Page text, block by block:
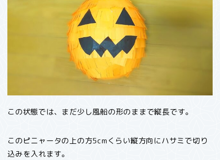
この状態では、まだ少し風船の形のままで縦長です。
このピニャータの上の方5cmくらい縦方向にハサミで切り
込みを入れます。